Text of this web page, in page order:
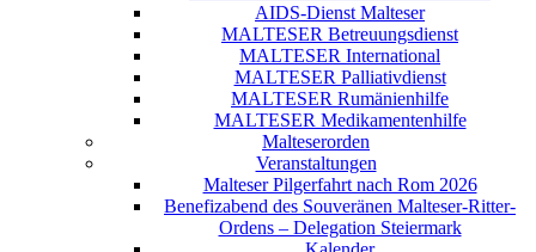
AIDS-Dienst Malteser
MALTESER Betreuungsdienst
MALTESER International
MALTESER Palliativdienst
MALTESER Rumänienhilfe
MALTESER Medikamentenhilfe
Malteserorden
Veranstaltungen
Malteser Pilgerfahrt nach Rom 2026
Benefizabend des Souveränen Malteser-Ritter-
Ordens – Delegation Steiermark